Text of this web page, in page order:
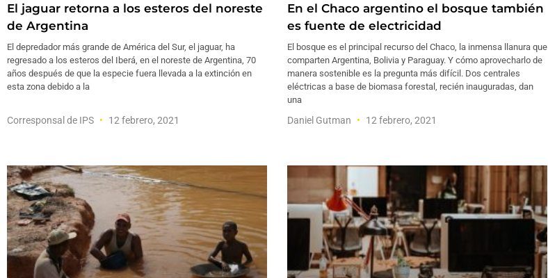
El jaguar retorna a los esteros del noreste
de Argentina
El depredador más grande de América del Sur, el jaguar, ha
regresado a los esteros del Iberá, en el noreste de Argentina, 70
años después de que la especie fuera llevada a la extinción en
esta zona debido a la
Corresponsal de IPS 12 febrero, 2021
En el Chaco argentino el bosque también
es fuente de electricidad
El bosque es el principal recurso del Chaco, la inmensa llanura que
comparten Argentina, Bolivia y Paraguay. Y cómo aprovecharlo de
manera sostenible es la pregunta más difícil. Dos centrales
eléctricas a base de biomasa forestal, recién inauguradas, dan
una
Daniel Gutman 12 febrero, 2021